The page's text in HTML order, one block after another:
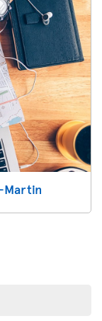
Martin